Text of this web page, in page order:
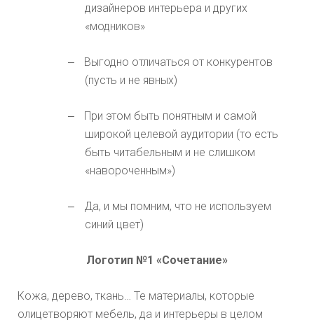
дизайнеров интерьера и других
«модников»
–
Выгодно отличаться от конкурентов
(пусть и не явных)
–
При этом быть понятным и самой
широкой целевой аудитории (то есть
быть читабельным и не слишком
«навороченным»)
–
Да, и мы помним, что не используем
синий цвет)
Логотип №1 «Сочетание»
Кожа, дерево, ткань… Те материалы, которые
олицетворяют мебель, да и интерьеры в целом